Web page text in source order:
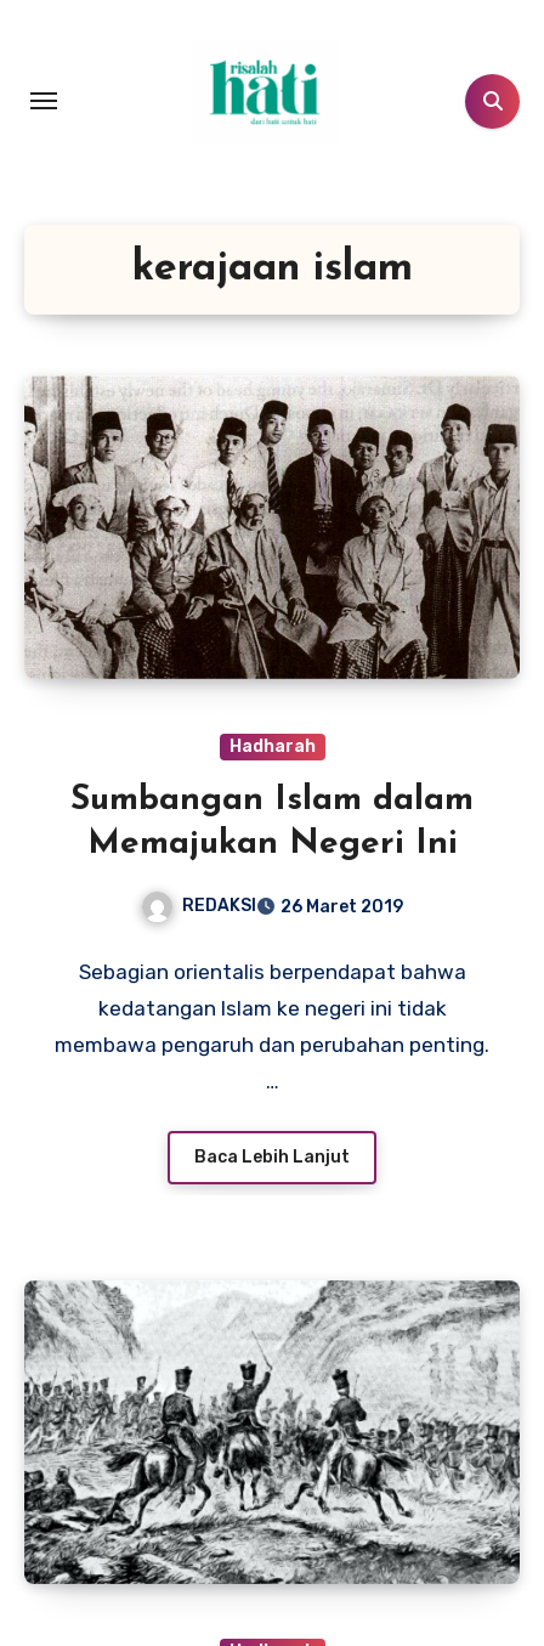
kerajaan islam
Hadharah
Sumbangan Islam dalam
Memajukan Negeri Ini
REDAKSI 26 Maret 2019
Sebagian orientalis berpendapat bahwa
kedatangan Islam ke negeri ini tidak
membawa pengaruh dan perubahan penting.
…
Baca Lebih Lanjut